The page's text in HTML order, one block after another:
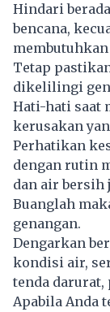
Hindari
bencana,
Tetap
dikelilingi
Hati-hati saat
kerusakan
Perhatikan
dengan rutin
dan air bersih
Buanglah
genangan.
Dengarkan
kondisi air,
tenda darurat,
Apabila Anda